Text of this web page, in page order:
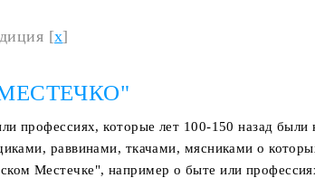
[x]
МЕСТЕЧКО"
профессиях, которые лет 100-150 назад были
раввинами, ткачами, мясниками о
Местечке", например о быте или